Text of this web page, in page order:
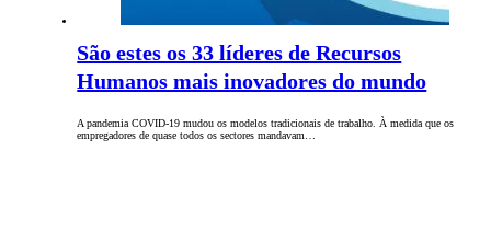
São estes os 33 líderes de Recursos
Humanos mais inovadores do mundo
A pandemia COVID-19 mudou os modelos tradicionais de trabalho. À medida que os
empregadores de quase todos os sectores mandavam…